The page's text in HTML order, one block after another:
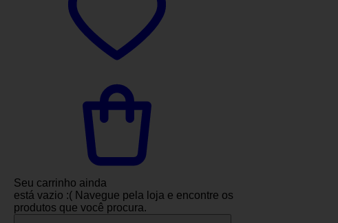
Seu carrinho ainda
está vazio :( Navegue pela loja e encontre os
produtos que você procura.